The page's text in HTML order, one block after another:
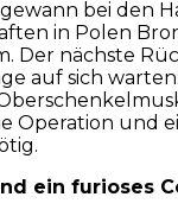
bei den
in Polen
Der nächste
auf sich
Operation und
ein furioses